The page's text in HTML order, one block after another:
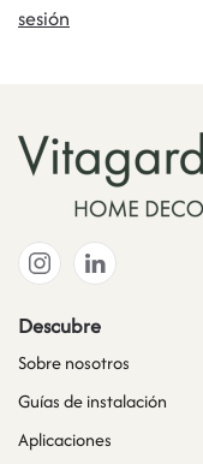
sesión
Descubre
Sobre nosotros
Guías de instalación
Aplicaciones